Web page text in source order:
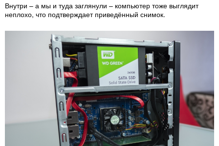
Внутри – а мы и туда заглянули – компьютер тоже выглядит
неплохо, что подтверждает приведённый снимок.